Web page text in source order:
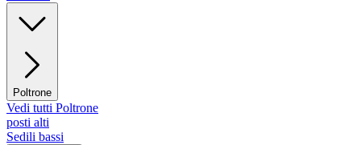
Poltrone
Vedi tutti Poltrone
posti alti
Sedili bassi